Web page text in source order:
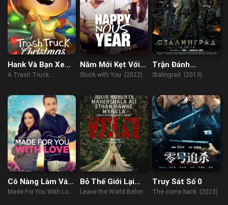
Hank Và Bạn Xe
Tải Chở Rác:
A Trash Truck
Năm Mới Kẹt Với
Nàng
Stuck with You (2022)
Trận Đánh
Stalingrad
Stalingrad (2013)
Cô Nàng Làm Váy
Cưới
Made For You With Love
Bỏ Thế Giới Lại
Sau Lưng
Leave the World Behind
Truy Sát Số 0
The come back (2023)